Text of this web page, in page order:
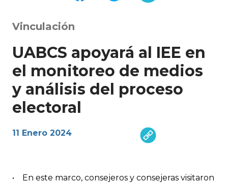
Vinculación
UABCS apoyará al IEE en
el monitoreo de medios
y análisis del proceso
electoral
11 Enero 2024
• En este marco, consejeros y consejeras visitaron